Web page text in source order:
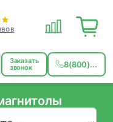
Заказать
звонок 8(800)...